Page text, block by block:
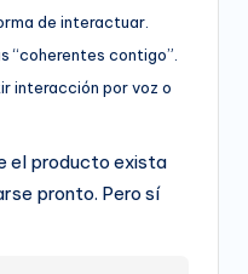
de interactuar.
“coherentes contigo”.
interacción por voz o
el producto exista
pronto. Pero sí